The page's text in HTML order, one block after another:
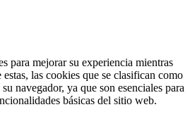
para mejorar su experiencia mientras
las cookies que se clasifican como
navegador, ya que son esenciales para
básicas del sitio web.